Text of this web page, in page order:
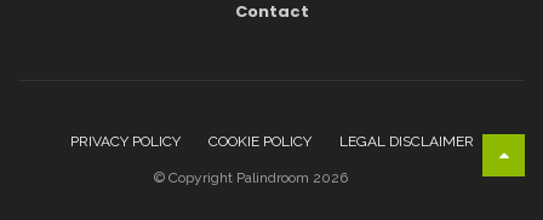
Contact
PRIVACY POLICY COOKIE POLICY LEGAL DISCLAIMER
© Copyright Palindroom 2026